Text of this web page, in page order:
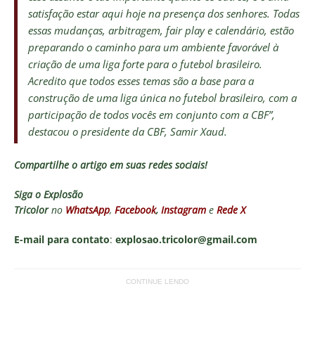
satisfação estar aqui hoje na presença dos senhores. Todas
essas mudanças, arbitragem, fair play e calendário, estão
preparando o caminho para um ambiente favorável à
criação de uma liga forte para o futebol brasileiro.
Acredito que todos esses temas são a base para a
construção de uma liga única no futebol brasileiro, com a
participação de todos vocês em conjunto com a CBF”,
destacou o presidente da CBF, Samir Xaud.
Compartilhe o artigo em suas redes sociais!
Siga o Explosão
Tricolorno WhatsApp, Facebook, Instagram e Rede X
E-mail para contato: explosao.tricolor@gmail.com
CONTINUE LENDO